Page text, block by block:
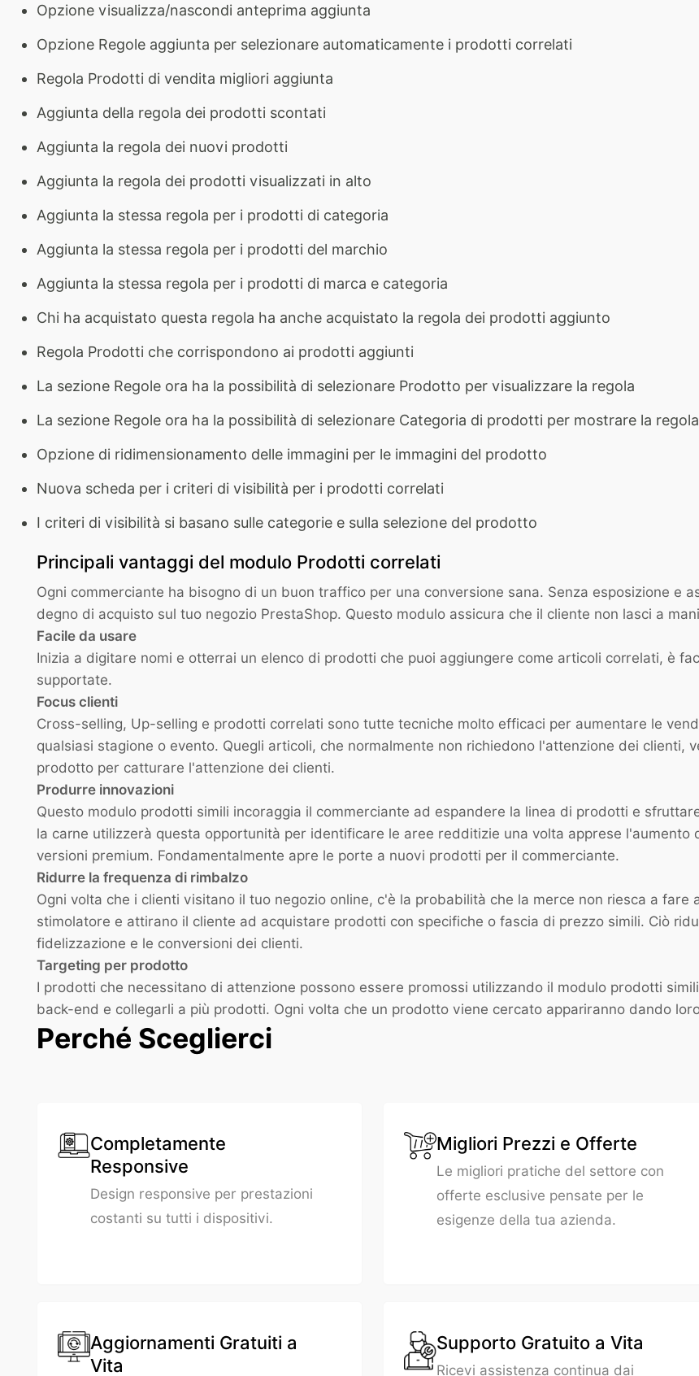
Opzione visualizza/nascondi anteprima aggiunta
Opzione Regole aggiunta per selezionare automaticamente i prodotti correlati
Regola Prodotti di vendita migliori aggiunta
Aggiunta della regola dei prodotti scontati
Aggiunta la regola dei nuovi prodotti
Aggiunta la regola dei prodotti visualizzati in alto
Aggiunta la stessa regola per i prodotti di categoria
Aggiunta la stessa regola per i prodotti del marchio
Aggiunta la stessa regola per i prodotti di marca e categoria
Chi ha acquistato questa regola ha anche acquistato la regola dei prodotti aggiunto
Regola Prodotti che corrispondono ai prodotti aggiunti
La sezione Regole ora ha la possibilità di selezionare Prodotto per visualizzare la regola
La sezione Regole ora ha la possibilità di selezionare Categoria di prodotti per mostrare la regola
Opzione di ridimensionamento delle immagini per le immagini del prodotto
Nuova scheda per i criteri di visibilità per i prodotti correlati
I criteri di visibilità si basano sulle categorie e sulla selezione del prodotto
Principali vantaggi del modulo Prodotti correlati
Ogni commerciante ha bisogno di un buon traffico per una conversione sana. Senza esposizione e
degno di acquisto sul tuo negozio PrestaShop. Questo modulo assicura che il cliente non lasci a
Facile da usare
Inizia a digitare nomi e otterrai un elenco di prodotti che puoi aggiungere come articoli correlati, è
supportate.
Focus clienti
Cross-selling, Up-selling e prodotti correlati sono tutte tecniche molto efficaci per aumentare le
qualsiasi stagione o evento. Quegli articoli, che normalmente non richiedono l'attenzione dei clienti,
prodotto per catturare l'attenzione dei clienti.
Produrre innovazioni
Questo modulo prodotti simili incoraggia il commerciante ad espandere la linea di prodotti e
la carne utilizzerà questa opportunità per identificare le aree redditizie una volta apprese
versioni premium. Fondamentalmente apre le porte a nuovi prodotti per il commerciante.
Ridurre la frequenza di rimbalzo
Ogni volta che i clienti visitano il tuo negozio online, c'è la probabilità che la merce non riesca a
stimolatore e attirano il cliente ad acquistare prodotti con specifiche o fascia di prezzo simili. Ciò
fidelizzazione e le conversioni dei clienti.
Targeting per prodotto
I prodotti che necessitano di attenzione possono essere promossi utilizzando il modulo prodotti
back-end e collegarli a più prodotti. Ogni volta che un prodotto viene cercato appariranno dando
Perché Sceglierci
Completamente
Responsive
Design responsive per prestazioni
costanti su tutti i dispositivi.
Migliori Prezzi e Offerte
Le migliori pratiche del settore con
offerte esclusive pensate per le
esigenze della tua azienda.
Aggiornamenti Gratuiti a
Vita
Supporto Gratuito a Vita
Ricevi assistenza continua dai